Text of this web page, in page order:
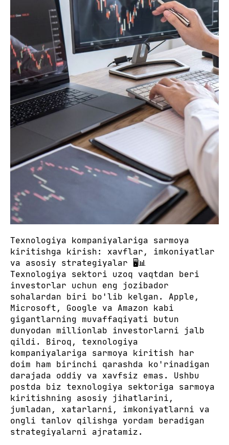
Texnologiya kompaniyalariga sarmoya
kiritishga kirish: xavflar, imkoniyatlar
va asosiy strategiyalar 🖥️📊
Texnologiya sektori uzoq vaqtdan beri
investorlar uchun eng jozibador
sohalardan biri bo'lib kelgan. Apple,
Microsoft, Google va Amazon kabi
gigantlarning muvaffaqiyati butun
dunyodan millionlab investorlarni jalb
qildi. Biroq, texnologiya
kompaniyalariga sarmoya kiritish har
doim ham birinchi qarashda ko'rinadigan
darajada oddiy va xavfsiz emas. Ushbu
postda biz texnologiya sektoriga sarmoya
kiritishning asosiy jihatlarini,
jumladan, xatarlarni, imkoniyatlarni va
ongli tanlov qilishga yordam beradigan
strategiyalarni ajratamiz.